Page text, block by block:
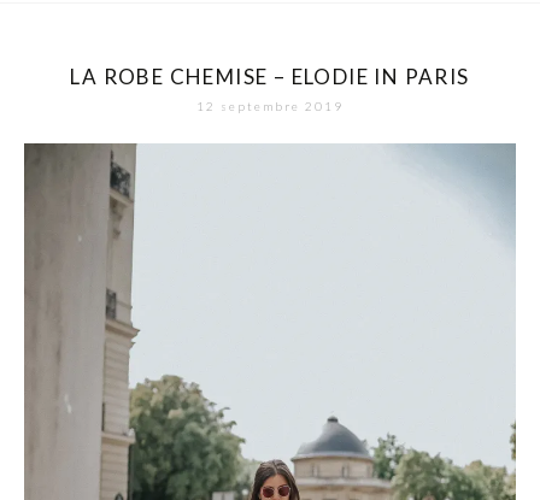
LA ROBE CHEMISE – ELODIE IN PARIS
12 septembre 2019